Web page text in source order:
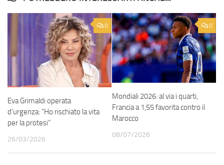
0
Eva Grimaldi operata
d’urgenza: “Ho rischiato la vita
per la protesi”
26/03/2026
0
Mondiali 2026: al via i quarti,
Francia a 1,55 favorita contro il
Marocco
08/07/2026